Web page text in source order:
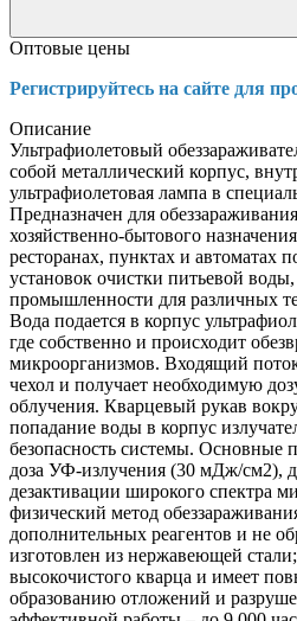
Оптовые цены
Регистрируйтесь на сайте для
Описание
Ультрафиолетовый
собой металлический корпус,
ультрафиолетовая лампа в
Предназначен для
хозяйственно-бытового
ресторанах, пунктах и автоматах
установок очистки питьевой
промышленности для различных
Вода подается в корпус
где собственно и происходит
микроорганизмов. Входящий
чехол и получает необходимую
облучения. Кварцевый рукав
попадание воды в корпус
безопасность системы. Основные
доза УФ-излучения (30 мДж/см2),
дезактивации широкого спектра
физический метод
дополнительных реагентов и не
изготовлен из нержавеющей
высокочистого кварца и имеет
образованию отложений и